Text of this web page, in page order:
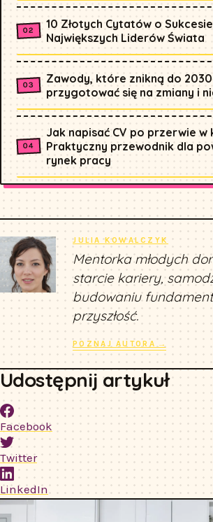
10 Złotych Cytatów o
Największych Liderów Świata
Zawody, które znikną do
przygotować się na zmiany i
Jak napisać CV po przerwie w
Praktyczny przewodnik dla
rynek pracy
JULIA KOWALCZYK
Mentorka młodych
starcie kariery,
budowaniu
przyszłość.
POZNAJ AUTORA →
Udostępnij artykuł
Facebook
Twitter
LinkedIn